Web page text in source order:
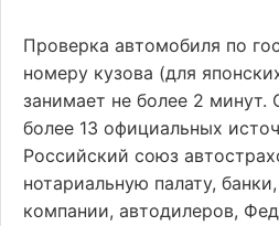
Проверка автомобиля по
номеру кузова (для
занимает не более 2 минут.
более 13 официальных
Российский союз
нотариальную палату,
компании, автодилеров,